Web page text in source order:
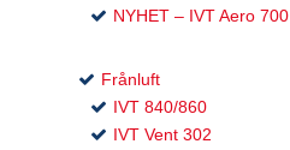
NYHET – IVT Aero 700
Frånluft
IVT 840/860
IVT Vent 302